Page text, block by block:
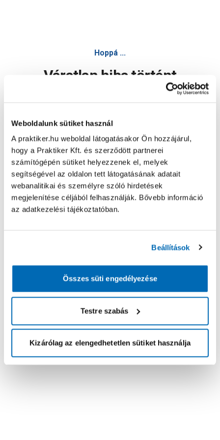
Weboldalunk sütiket használ
A praktiker.hu weboldal látogatásakor Ön hozzájárul,
hogy a Praktiker Kft. és szerződött partnerei
számítógépén sütiket helyezzenek el, melyek
segítségével az oldalon tett látogatásának adatait
webanalitikai és személyre szóló hirdetések
megjelenítése céljából felhasználják. Bővebb információ
az adatkezelési tájékoztatóban.
Beállítások
Összes süti engedélyezése
Testre szabás
Kizárólag az elengedhetetlen sütiket használja
Hoppá ...
Váratlan hiba történt
Oldal újratöltése